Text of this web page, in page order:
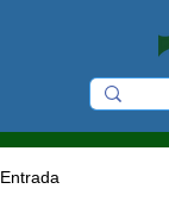
Entrada